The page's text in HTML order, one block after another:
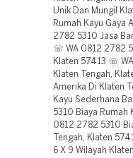
Unik Dan Mungil
Rumah Kayu Gaya
2782 5310 Jasa
☏ WA 0812 2782
Klaten 57413 ☏
Klaten Tengah,
Amerika Di Klaten
Kayu Sederhana
5310 Biaya Rumah
0812 2782 5310
Tengah, Klaten
6 X 9 Wilayah